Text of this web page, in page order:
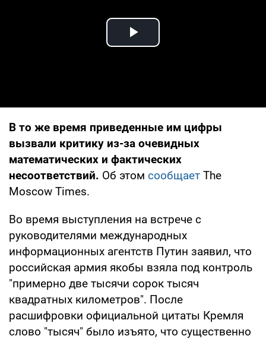
Play Video
В то же время приведенные им цифры
вызвали критику из-за очевидных
математических и фактических
несоответствий. Об этом сообщает The
Moscow Times.
Во время выступления на встрече с
руководителями международных
информационных агентств Путин заявил, что
российская армия якобы взяла под контроль
"примерно две тысячи сорок тысяч
квадратных километров". После
расшифровки официальной цитаты Кремля
слово "тысяч" было изъято, что существенно